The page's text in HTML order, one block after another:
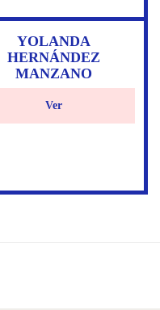
YOLANDA
HERNÁNDEZ
MANZANO
Ver